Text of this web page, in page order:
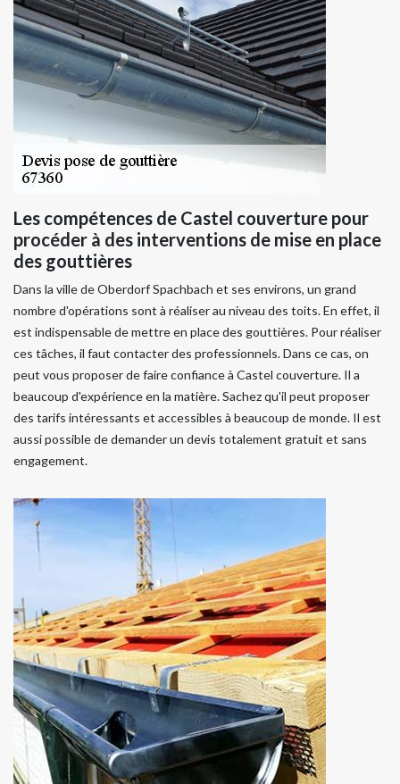
Les compétences de Castel couverture pour
procéder à des interventions de mise en place
des gouttières
Dans la ville de Oberdorf Spachbach et ses environs, un grand
nombre d'opérations sont à réaliser au niveau des toits. En effet, il
est indispensable de mettre en place des gouttières. Pour réaliser
ces tâches, il faut contacter des professionnels. Dans ce cas, on
peut vous proposer de faire confiance à Castel couverture. Il a
beaucoup d'expérience en la matière. Sachez qu'il peut proposer
des tarifs intéressants et accessibles à beaucoup de monde. Il est
aussi possible de demander un devis totalement gratuit et sans
engagement.